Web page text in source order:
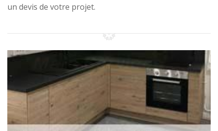
un devis de votre projet.